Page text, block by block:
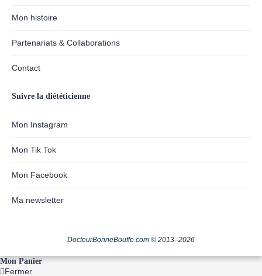
Mon histoire
Partenariats & Collaborations
Contact
Suivre la diététicienne
Mon Instagram
Mon Tik Tok
Mon Facebook
Ma newsletter
DocteurBonneBouffe.com © 2013–2026
Mon Panier
Fermer